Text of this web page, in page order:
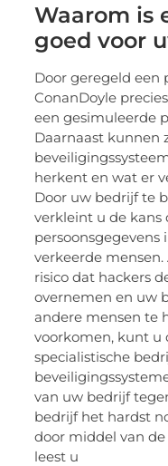
Waarom is
goed voor
Door geregeld een
ConanDoyle
een gesimuleerde
Daarnaast kunnen
herkent en wat er
Door uw bedrijf te
verkleint u de kans
verkeerde
risico dat hackers
overnemen en uw
andere mensen te
voorkomen, kunt u
specialistische
van uw bedrijf
bedrijf het hardst
door middel van
leest u